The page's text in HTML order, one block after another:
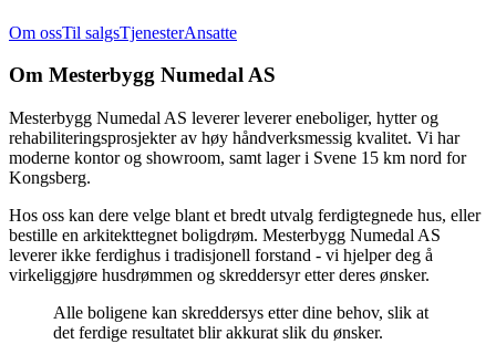
Om ossTil salgsTjenesterAnsatte
Om Mesterbygg Numedal AS
Mesterbygg Numedal AS leverer leverer eneboliger, hytter og
rehabiliteringsprosjekter av høy håndverksmessig kvalitet. Vi har
moderne kontor og showroom, samt lager i Svene 15 km nord for
Kongsberg.
Hos oss kan dere velge blant et bredt utvalg ferdigtegnede hus, eller
bestille en arkitekttegnet boligdrøm. Mesterbygg Numedal AS
leverer ikke ferdighus i tradisjonell forstand - vi hjelper deg å
virkeliggjøre husdrømmen og skreddersyr etter deres ønsker.
Alle boligene kan skreddersys etter dine behov, slik at
det ferdige resultatet blir akkurat slik du ønsker.